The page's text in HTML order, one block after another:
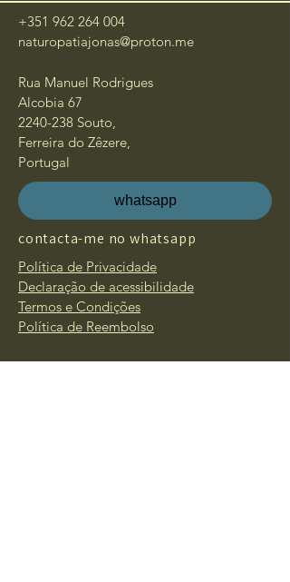
+351 962 264 004
naturopatiajonas@proton.me
Rua Manuel Rodrigues
Alcobia 67
2240-238 Souto,
Ferreira do Zêzere,
Portugal
whatsapp
contacta-me no whatsapp
Política de Privacidade
Declaração de acessibilidade
Termos e Condições
Política de Reembolso